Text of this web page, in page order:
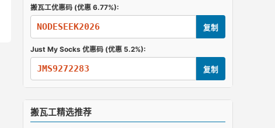
搬瓦工优惠码 (优惠 6.77%):
NODESEEK2026 复制
Just My Socks 优惠码 (优惠 5.2%):
JMS9272283 复制
搬瓦工精选推荐